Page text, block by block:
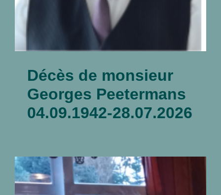
Décès de monsieur
Georges Peetermans
04.09.1942-28.07.2026